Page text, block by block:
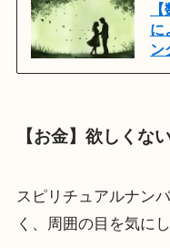
に
ン
【お金】欲しくな
スピリチュアルナン
く、周囲の目を気にし